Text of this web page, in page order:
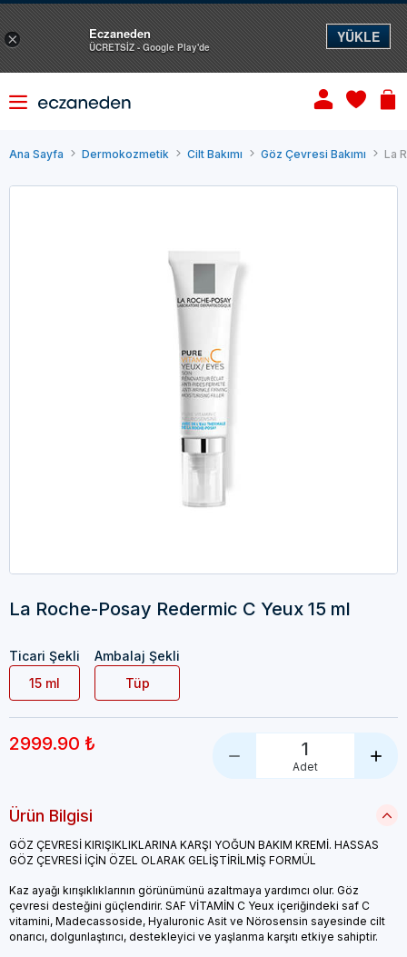
Ana Sayfa Dermokozmetik Cilt Bakımı Göz Çevresi Bakımı La
La Roche-Posay Redermic C Yeux 15 ml
Ticari Şekli
15 ml
Ambalaj Şekli
Tüp
2999.90 ₺ 1
Adet
Ürün Bilgisi
GÖZ ÇEVRESİ KIRIŞIKLIKLARINA KARŞI YOĞUN BAKIM KREMİ. HASSAS
GÖZ ÇEVRESİ İÇİN ÖZEL OLARAK GELİŞTİRİLMİŞ FORMÜL
Kaz ayağı kırışıklıklarının görünümünü azaltmaya yardımcı olur. Göz
çevresi desteğini güçlendirir. SAF VİTAMİN C Yeux içeriğindeki saf C
vitamini, Madecassoside, Hyaluronic Asit ve Nörosensin sayesinde cilt
onarıcı, dolgunlaştırıcı, destekleyici ve yaşlanma karşıtı etkiye sahiptir.
× Eczaneden
ÜCRETSİZ - Google Play'de
YÜKLE